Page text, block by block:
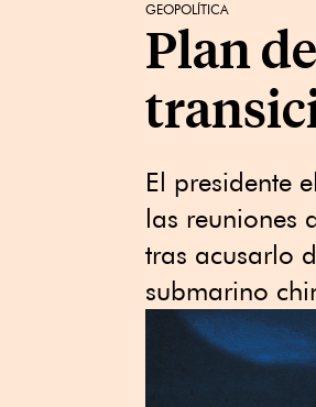
GEOPOLÍTICA
Plan
El presidente
las reuniones
tras acusarlo
submarino